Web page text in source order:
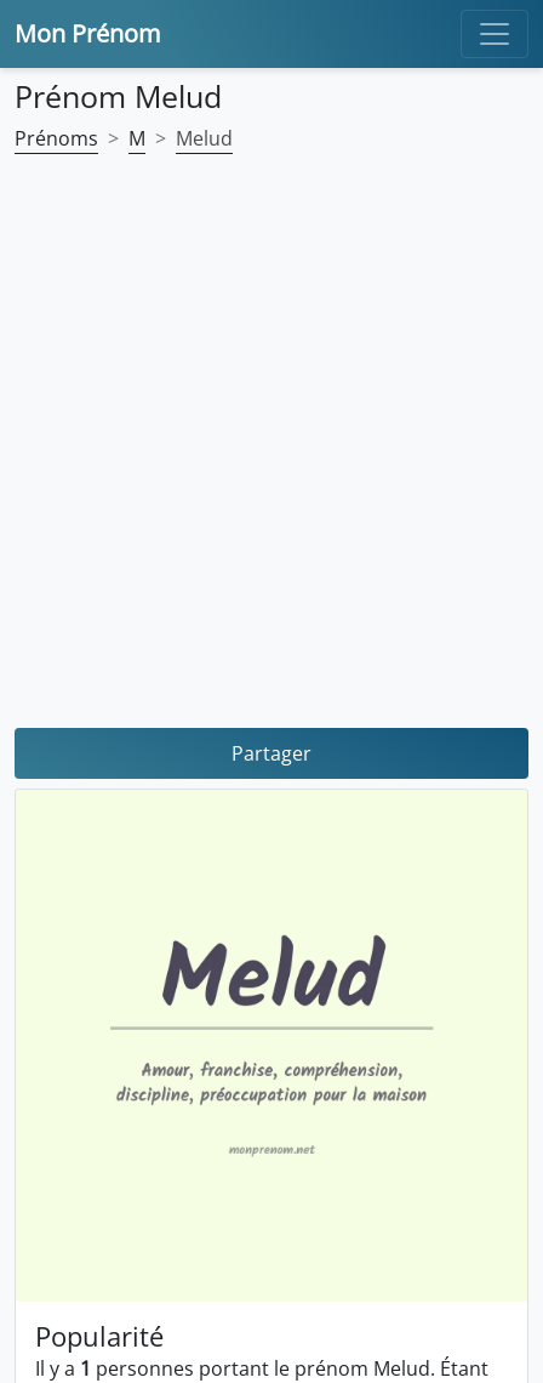
Mon Prénom
Prénom Melud
Prénoms M Melud
Partager
Popularité
Il y a 1 personnes portant le prénom Melud. Étant